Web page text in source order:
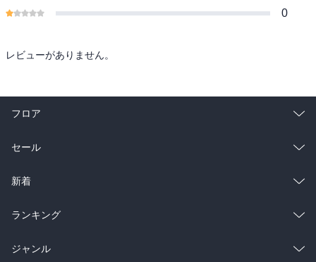
0
レビューがありません。
フロア
総合
ラノベ
雑誌・グラビア
BL・TL
セール
総合
ラノベ
雑誌・グラビア
新着
総合
ラノベ
ランキング
総合
ジャンル